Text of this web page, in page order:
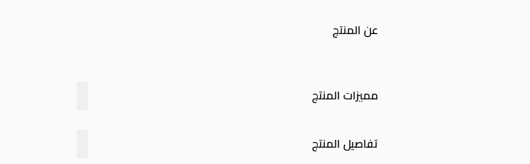
عن المنتج
مميزات المنتج
تفاصيل المنتج